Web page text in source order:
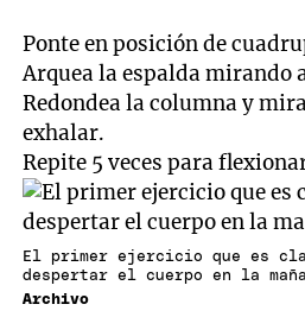
Ponte en posición de
Arquea la espalda mirando
Redondea la columna y
exhalar.
Repite 5 veces para
El primer ejercicio que es
despertar el cuerpo en la
Archivo